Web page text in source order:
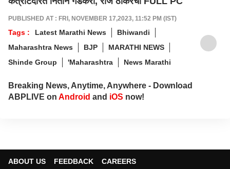
PUBLISHED AT : FRI, NOVEMBER 17,2023, 11:52 PM (IST)
Tags : Latest Marathi News
Bhiwandi
Maharashtra News
BJP
MARATHI NEWS
Shinde Group
'Maharashtra News Marathi
Breaking News, Anytime, Anywhere - Download
ABPLIVE on Android and iOS now!
ABOUT US FEEDBACK CAREERS